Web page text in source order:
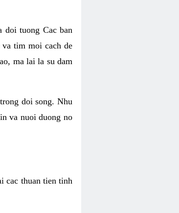
doi tuong Cac ban
tim moi cach de
ma lai la su dam
doi song. Nhu
va nuoi duong no
cac thuan tien tinh